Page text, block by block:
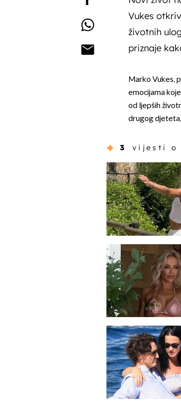
Vukes
životnih
priznaje
Marko Vukes,
emocijama
od ljepših
drugog
3 vijesti o